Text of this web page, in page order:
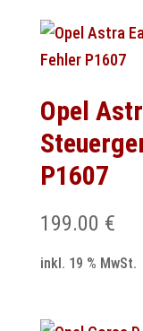
Opel
P1607
199.00 €
inkl. 19 % MwSt.